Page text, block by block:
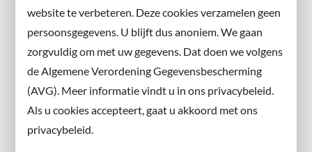
website te verbeteren. Deze cookies verzamelen geen
persoonsgegevens. U blijft dus anoniem. We gaan
zorgvuldig om met uw gegevens. Dat doen we volgens
de Algemene Verordening Gegevensbescherming
(AVG). Meer informatie vindt u in ons privacybeleid.
Als u cookies accepteert, gaat u akkoord met ons
privacybeleid.
Facebook
X
Instagram
Contact met de gemeente